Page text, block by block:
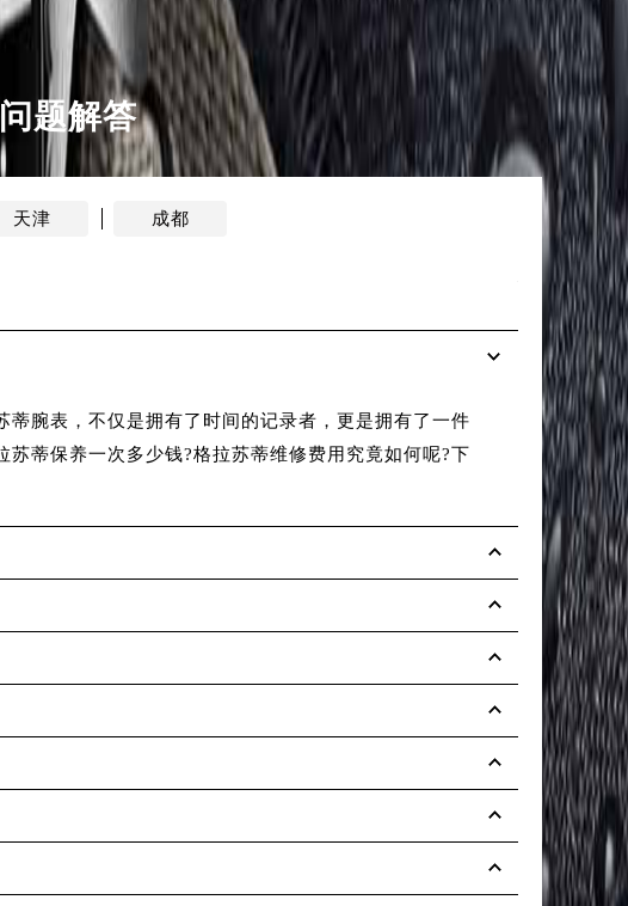
题解答
天津 成都
蒂腕表，不仅是拥有了时间的记录者，更是拥有了一件
蒂保养一次多少钱?格拉苏蒂维修费用究竟如何呢?下
在
2026年7月
【格拉苏蒂
全国、规范
点地址......
2026年7月
2026年7月
2026年7月
2026年7月
2026最新
2026年7月
2026最新